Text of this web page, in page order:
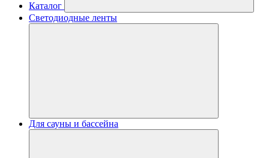
Каталог
Светодиодные ленты
Для сауны и бассейна